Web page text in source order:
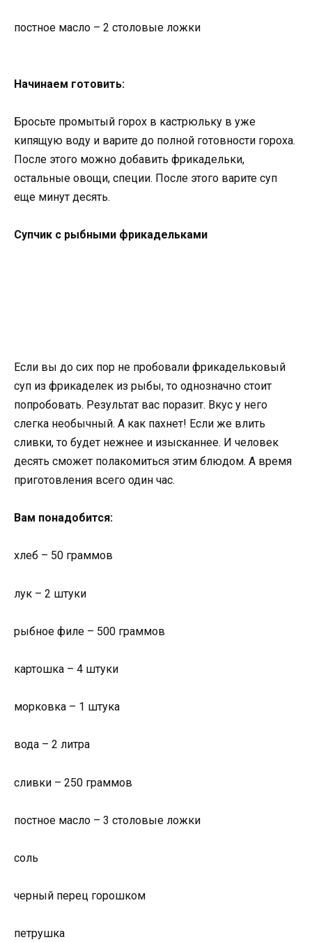
постное масло – 2 столовые ложки
Начинаем готовить:
Бросьте промытый горох в кастрюльку в уже
кипящую воду и варите до полной готовности гороха.
После этого можно добавить фрикадельки,
остальные овощи, специи. После этого варите суп
еще минут десять.
Супчик с рыбными фрикадельками
Если вы до сих пор не пробовали фрикадельковый
суп из фрикаделек из рыбы, то однозначно стоит
попробовать. Результат вас поразит. Вкус у него
слегка необычный. А как пахнет! Если же влить
сливки, то будет нежнее и изысканнее. И человек
десять сможет полакомиться этим блюдом. А время
приготовления всего один час.
Вам понадобится:
хлеб – 50 граммов
лук – 2 штуки
рыбное филе – 500 граммов
картошка – 4 штуки
морковка – 1 штука
вода – 2 литра
сливки – 250 граммов
постное масло – 3 столовые ложки
соль
черный перец горошком
петрушка